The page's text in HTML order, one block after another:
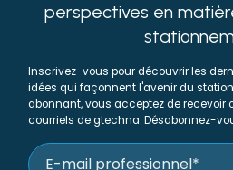
perspectives en
Inscrivez-vous pour découvrir les
idées qui façonnent l'avenir du
abonnant, vous acceptez de
courriels de gtechna. Désabonnez-